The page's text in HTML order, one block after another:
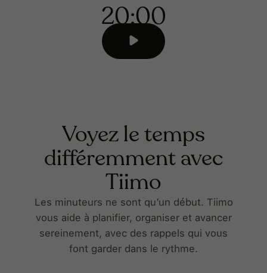
20:00
Voyez le temps
différemment avec
Tiimo
Les minuteurs ne sont qu’un début. Tiimo
vous aide à planifier, organiser et avancer
sereinement, avec des rappels qui vous
font garder dans le rythme.